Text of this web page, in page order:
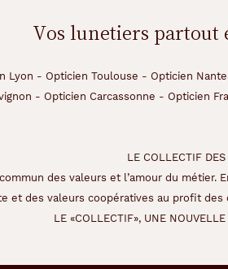
Vos lunetiers partout
Lyon - Opticien Toulouse - Opticien
- Opticien Carcassonne - Opticien
LE COLLECTIF
des valeurs et l’amour du métier.
et des valeurs coopératives au profit
LE «COLLECTIF», UNE NOUVELLE